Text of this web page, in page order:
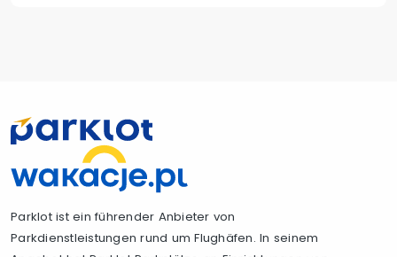
Parklot ist ein führender Anbieter von
Parkdienstleistungen rund um Flughäfen. In seinem